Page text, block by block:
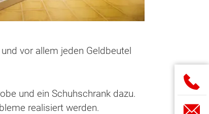
vor allem jeden Geldbeutel
und ein Schuhschrank dazu.
realisiert werden.